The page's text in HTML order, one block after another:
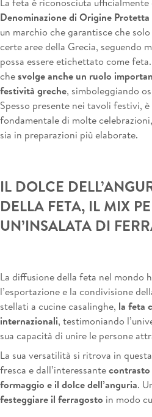
Denominazione di Origine Protetta
un marchio che garantisce che
certe aree della Grecia, seguendo
possa essere etichettato come
chesvolge anche un ruolo
festività greche, simboleggiando
Spesso presente nei tavoli festivi,
fondamentale di molte
sia in preparazioni più elaborate.
IL DOLCE
DELLA FETA, IL MIX
UN’INSALATA DI
La diffusione della feta nel mondo
l’esportazione e la condivisione
stellati a cucine casalinghe, la feta
internazionali, testimoniando
sua capacità di unire le persone
La sua versatilità si ritrova in
fresca e dall’interessantecontrasto
formaggio e il dolce dell’anguria.
festeggiare il ferragosto in modo